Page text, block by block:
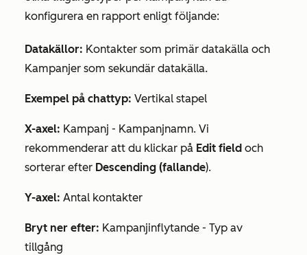
konfigurera en rapport enligt följande:
Datakällor: Kontakter som primär datakälla och
Kampanjer som sekundär datakälla.
Exempel på chattyp: Vertikal stapel
X-axel: Kampanj - Kampanjnamn. Vi
rekommenderar att du klickar på Edit field och
sorterar efter Descending (fallande).
Y-axel: Antal kontakter
Bryt ner efter: Kampanjinflytande - Typ av
tillgång